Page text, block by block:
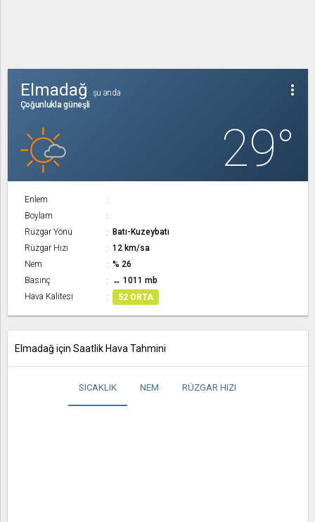
more_vert
Elmadağ
şu anda
Çoğunlukla güneşli
29°
Enlem
Boylam
Rüzgar Yönü
Batı-Kuzeybatı
Rüzgar Hızı
12 km/sa
Nem
% 26
Basınç
↔ 1011 mb
Hava Kalitesi
52 ORTA
Elmadağ için Saatlik Hava Tahmini
SICAKLIK NEM RÜZGAR HIZI